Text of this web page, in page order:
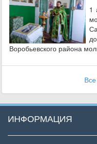
1
Воробьевского района
ИНФОРМАЦИЯ